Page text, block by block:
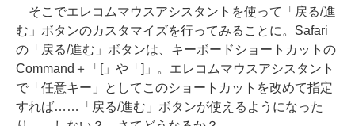
そこでエレコムマウスアシスタントを使って「戻る/進
む」ボタンのカスタマイズを行ってみることに。Safari
の「戻る/進む」ボタンは、キーボードショートカットの
Command＋「[」や「]」。エレコムマウスアシスタント
で「任意キー」としてこのショートカットを改めて指定
すれば……「戻る/進む」ボタンが使えるようになった